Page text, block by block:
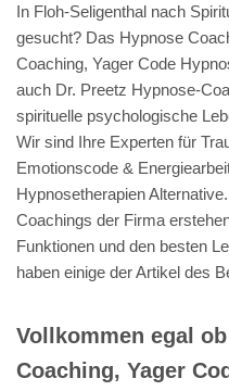
In Floh-Seligenthal nach
gesucht? Das Hypnose
Coaching, Yager Code
auch Dr. Preetz Hypnose-
spirituelle psychologische
Wir sind Ihre Experten für
Emotionscode &
Hypnosetherapien
Coachings der Firma
Funktionen und den besten
haben einige der Artikel des
Vollkommen egal
Coaching, Yager